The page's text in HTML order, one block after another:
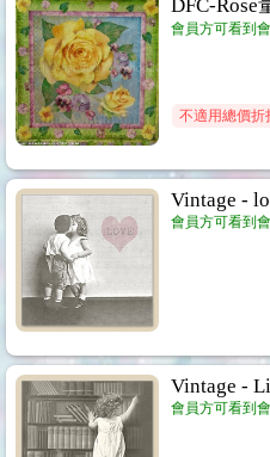
DFC-Rose
會員方可看到
不適用總價折
Vintage -
會員方可看到
Vintage -
會員方可看到